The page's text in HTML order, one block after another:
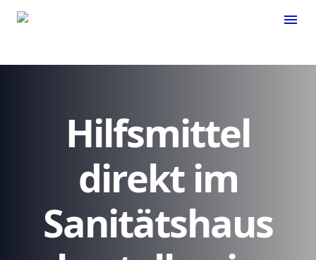
menu
Hilfsmittel
direkt im
Sanitätshaus